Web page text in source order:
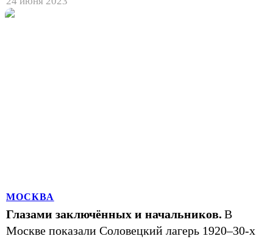
МОСКВА
Глазами заключённых и начальников. В
Москве показали Соловецкий лагерь 1920–30-х